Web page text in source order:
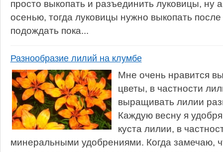
просто выкопать и разъединить луковицы, ну
осенью, тогда луковицы нужно выкопать после
подождать пока...
Разнообразие лилий на клумбе
Мне очень нравится
цветы, в частности
выращивать лилии
Каждую весну я
куста лилии, в
минеральными удобрениями. Когда замечаю,